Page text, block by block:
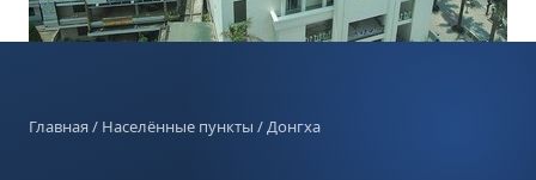
Главная/ Населённые пункты / Донгха